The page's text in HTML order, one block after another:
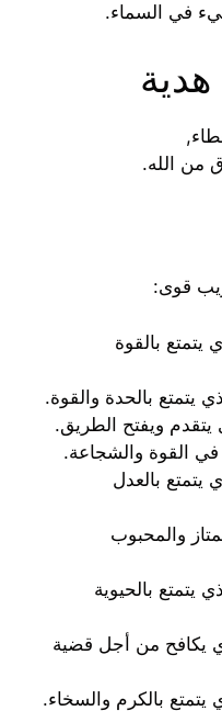
في السماء.
من الله.
قوى:
بالقوة
بالحدة والقوة.
ويفتح الطريق.
في القوة والشجاعة.
بالعدل
والمحبوب
بالحيوية
يكافح من أجل قضية
بالكرم والسخاء.